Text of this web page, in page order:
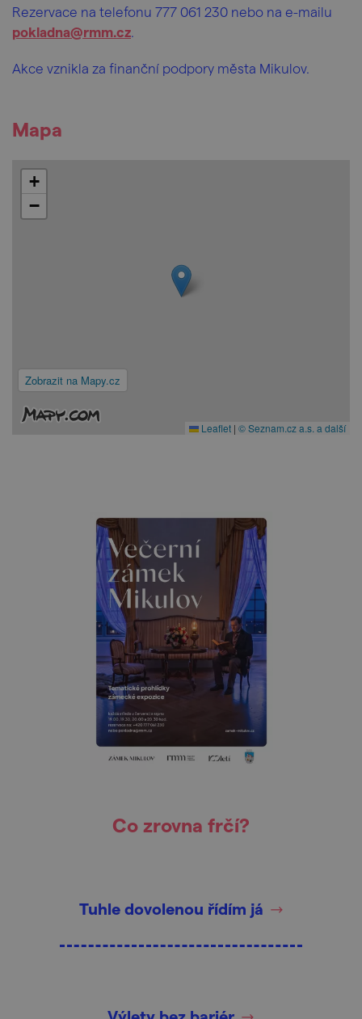
Rezervace na telefonu 777 061 230 nebo na e-mailu
pokladna@rmm.cz.
Akce vznikla za finanční podpory města Mikulov.
Mapa
Zobrazit na Mapy.cz
+
−
Leaflet | © Seznam.cz a.s. a další
Co zrovna frčí?
Tuhle dovolenou řídím já